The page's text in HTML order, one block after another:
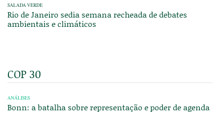
SALADA VERDE
Rio de Janeiro sedia semana recheada de debates
ambientais e climáticos
COP 30
ANÁLISES
Bonn: a batalha sobre representação e poder de agenda